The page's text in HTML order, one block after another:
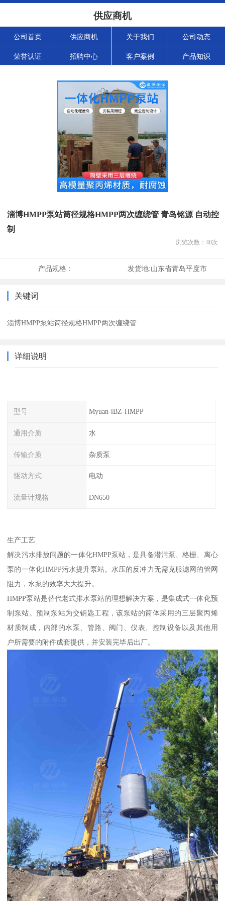
供应商机
公司首页 供应商机 关于我们 公司动态
荣誉认证 招聘中心 客户案例 产品知识
淄博HMPP泵站筒径规格HMPP两次缠绕管 青岛铭源 自动控
制
浏览次数： 40次
产品规格： 发货地:山东省青岛平度市
关键词
淄博HMPP泵站筒径规格HMPP两次缠绕管
详细说明
型号 Myuan-iBZ-HMPP
通用介质 水
传输介质 杂质泵
驱动方式 电动
流量计规格 DN650
生产工艺
解决污水排放问题的一体化HMPP泵站，是具备潜污泵、格栅、离心
泵的一体化HMPP污水提升泵站。水压的反冲力无需克服滤网的管网
阻力，水泵的效率大大提升。
HMPP泵站是替代老式排水泵站的理想解决方案，是集成式一体化预
制泵站。预制泵站为交钥匙工程，该泵站的筒体采用的三层聚丙烯
材质制成，内部的水泵、管路、阀门、仪表、控制设备以及其他用
户所需要的附件成套提供，并安装完毕后出厂。